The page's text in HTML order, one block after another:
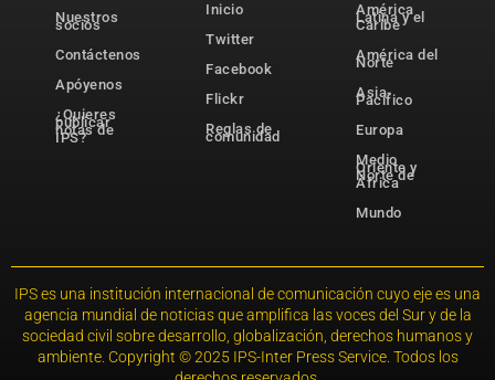
Nuestros
socios
Contáctenos
Apóyenos
¿Quieres
publicar
notas de
IPS?
Inicio
Twitter
Facebook
Flickr
Reglas de
comunidad
América
Latina y el
Caribe
América del
Norte
Asia-
Pacífico
Europa
Medio
Oriente y
Norte de
África
Mundo
IPS es una institución internacional de comunicación cuyo eje es una
agencia mundial de noticias que amplifica las voces del Sur y de la
sociedad civil sobre desarrollo, globalización, derechos humanos y
ambiente. Copyright © 2025 IPS-Inter Press Service. Todos los